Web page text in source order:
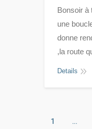
Bonsoir à
une
donne
,la route
Details
1 …